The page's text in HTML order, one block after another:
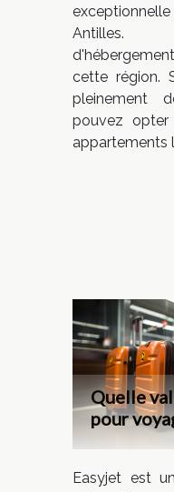
Antilles.
cette région.
pleinement
pouvez
appartements
Quelle
pour
Easyjet est